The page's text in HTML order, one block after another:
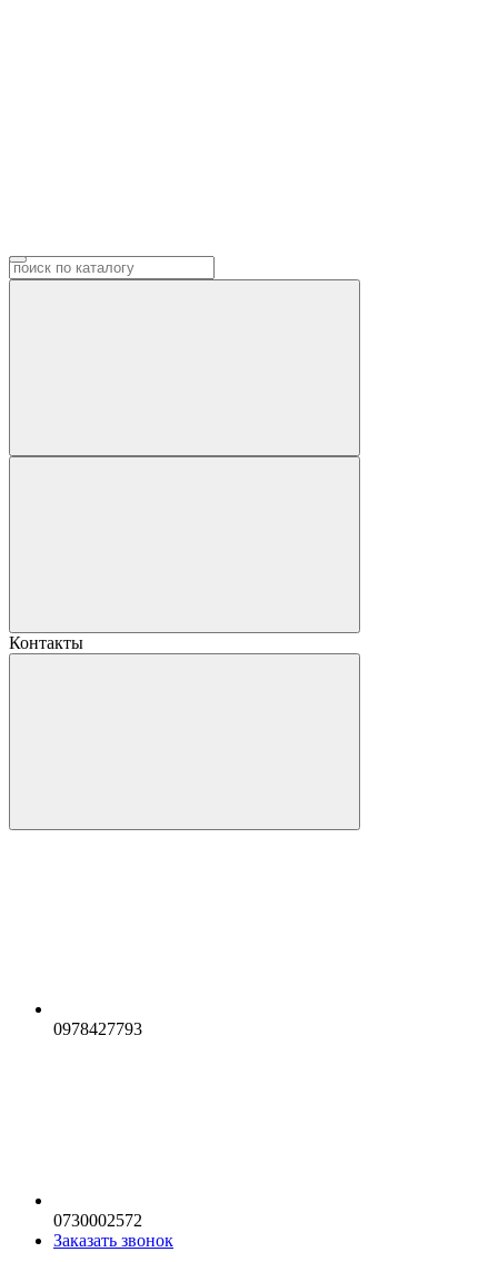
Контакты
0978427793
0730002572
Заказать звонок